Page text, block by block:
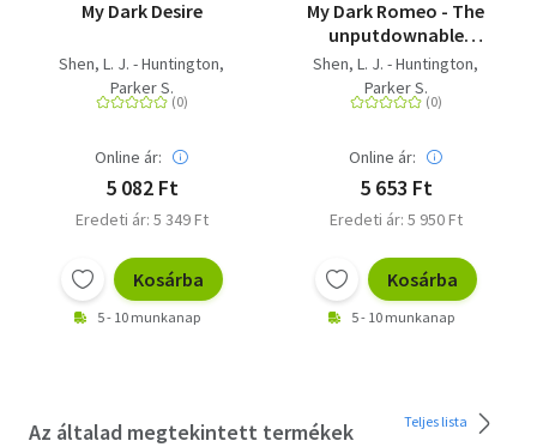
My Dark Desire
Shen, L. J. - Huntington,
Parker S.
Online ár:
5 082 Ft
Eredeti ár: 5 349 Ft
Kosárba
5 - 10 munkanap
My Dark Romeo - The
unputdownable
billionaire romance
TikTok can't stop
reading!
Shen, L. J. - Huntington,
Parker S.
Online ár:
5 653 Ft
Eredeti ár: 5 950 Ft
Kosárba
5 - 10 munkanap
Az általad megtekintett termékek Teljes lista